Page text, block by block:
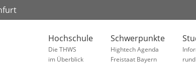
Hochschule
Die THWS
im Überblick
Schwerpunkte
Hightech Agenda
Freistaat Bayern